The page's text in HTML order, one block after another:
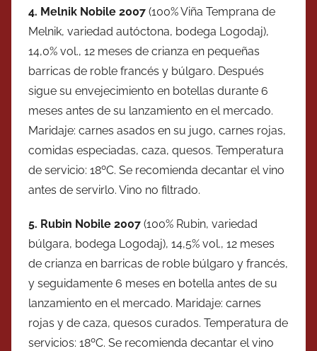
4. Melnik Nobile 2007 (100% Viña Temprana de
Melnik, variedad autóctona, bodega Logodaj),
14,0% vol., 12 meses de crianza en pequeñas
barricas de roble francés y búlgaro. Después
sigue su envejecimiento en botellas durante 6
meses antes de su lanzamiento en el mercado.
Maridaje: carnes asados en su jugo, carnes rojas,
comidas especiadas, caza, quesos. Temperatura
de servicio: 18ºC. Se recomienda decantar el vino
antes de servirlo. Vino no filtrado.
5. Rubin Nobile 2007 (100% Rubin, variedad
búlgara, bodega Logodaj), 14,5% vol., 12 meses
de crianza en barricas de roble búlgaro y francés,
y seguidamente 6 meses en botella antes de su
lanzamiento en el mercado. Maridaje: carnes
rojas y de caza, quesos curados. Temperatura de
servicios: 18ºC. Se recomienda decantar el vino